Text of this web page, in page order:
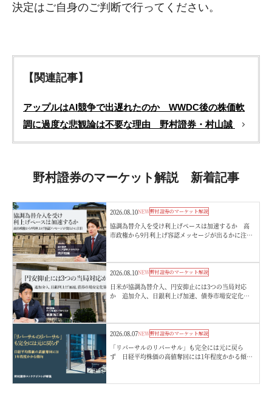
決定はご自身のご判断で行ってください。
【関連記事】
アップルはAI競争で出遅れたのか WWDC後の株価軟
調に過度な悲観論は不要な理由 野村證券・村山誠
野村證券のマーケット解説 新着記事
2026.08.10NEW野村證券のマーケット解説
協調為替介入を受け利上げペースは加速するか 高
市政権から9月利上げ容認メッセージが出るかに注
2026.08.10NEW野村證券のマーケット解説
日米が協調為替介入、円安抑止には3つの当局対応
か 追加介入、日銀利上げ加速、債券市場安定化
2026.08.07NEW野村證券のマーケット解説
「リバーサルのリバーサル」も完全には元に戻ら
ず 日経平均株価の高値奪回には1年程度かかる傾